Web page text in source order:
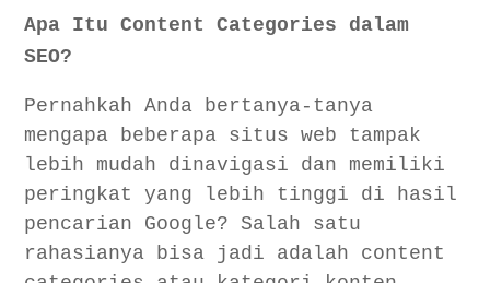
Apa Itu Content Categories dalam
SEO?
Pernahkah Anda bertanya-tanya
mengapa beberapa situs web tampak
lebih mudah dinavigasi dan memiliki
peringkat yang lebih tinggi di hasil
pencarian Google? Salah satu
rahasianya bisa jadi adalah content